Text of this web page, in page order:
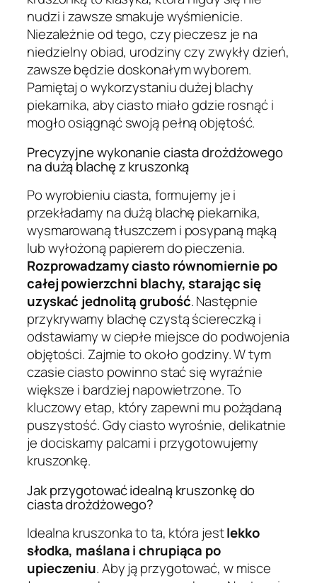
nudzi i zawsze smakuje wyśmienicie.
Niezależnie od tego, czy pieczesz je na
niedzielny obiad, urodziny czy zwykły dzień,
zawsze będzie doskonałym wyborem.
Pamiętaj o wykorzystaniu dużej blachy
piekarnika, aby ciasto miało gdzie rosnąć i
mogło osiągnąć swoją pełną objętość.
Precyzyjne wykonanie ciasta drożdżowego
na dużą blachę z kruszonką
Po wyrobieniu ciasta, formujemy je i
przekładamy na dużą blachę piekarnika,
wysmarowaną tłuszczem i posypaną mąką
lub wyłożoną papierem do pieczenia.
Rozprowadzamy ciasto równomiernie po
całej powierzchni blachy, starając się
uzyskać jednolitą grubość. Następnie
przykrywamy blachę czystą ściereczką i
odstawiamy w ciepłe miejsce do podwojenia
objętości. Zajmie to około godziny. W tym
czasie ciasto powinno stać się wyraźnie
większe i bardziej napowietrzone. To
kluczowy etap, który zapewni mu pożądaną
puszystość. Gdy ciasto wyrośnie, delikatnie
je dociskamy palcami i przygotowujemy
kruszonkę.
Jak przygotować idealną kruszonkę do
ciasta drożdżowego?
Idealna kruszonka to ta, która jestlekko
słodka, maślana i chrupiąca po
upieczeniu. Aby ją przygotować, w misce